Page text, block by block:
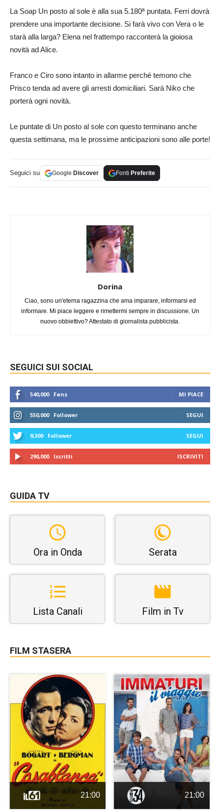
La Soap Un posto al sole è alla sua 5.180ª puntata. Ferri dovrà
prendere una importante decisione. Si farà vivo con Vera o le
starà alla larga? Elena nel frattempo racconterà la gioiosa
novità ad Alice.
Franco e Ciro sono intanto in allarme perché temono che
Prisco tenda ad avere gli arresti domiciliari. Sarà Niko che
porterà ogni novità.
Le puntate di Un posto al sole con questo terminano anche
questa settimana, ma le prossime anticipazioni sono alle porte!
Seguici su Google Discover Fonti Preferite
Dorina
Ciao, sono un'eterna ragazzina che ama imparare, informarsi ed
informare. Mi piace leggere e rimettermi sempre in discussione. Un
nuovo obbiettivo? Attestato di giornalista pubblicista.
SEGUICI SUI SOCIAL
540,000 Fans MI PIACE
550,000 Follower SEGUI
9,300 Follower SEGUI
290,000 Iscritti ISCRIVITI
GUIDA TV
Ora in Onda Serata
Lista Canali Film in Tv
FILM STASERA
21:00 21:00